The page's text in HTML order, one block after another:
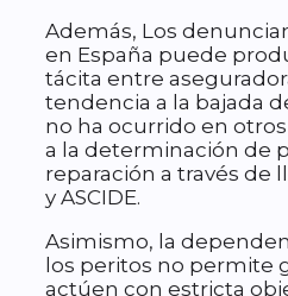
Además, Los
en España puede
tácita entre
tendencia a la bajada
no ha ocurrido en
a la determinación de
reparación a través de
y ASCIDE.
Asimismo, la
los peritos no permite
actúen con estricta